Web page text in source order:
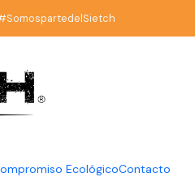
EcológicoContacto
J. P. Cifuentes
- J. P.